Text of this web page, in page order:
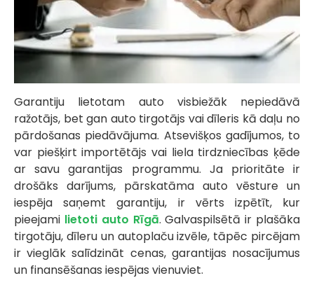
Garantiju lietotam auto visbiežāk nepiedāvā
ražotājs, bet gan auto tirgotājs vai dīleris kā daļu no
pārdošanas piedāvājuma. Atsevišķos gadījumos, to
var piešķirt importētājs vai liela tirdzniecības ķēde
ar savu garantijas programmu. Ja prioritāte ir
drošāks darījums, pārskatāma auto vēsture un
iespēja saņemt garantiju, ir vērts izpētīt, kur
pieejami lietoti auto Rīgā. Galvaspilsētā ir plašāka
tirgotāju, dīleru un autoplaču izvēle, tāpēc pircējam
ir vieglāk salīdzināt cenas, garantijas nosacījumus
un finansēšanas iespējas vienuviet.